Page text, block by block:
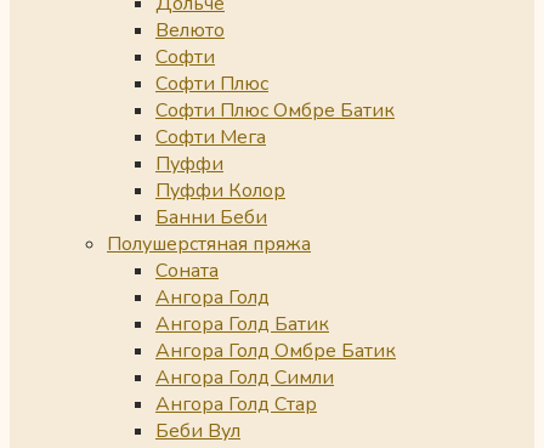
Велюто
Софти
Софти Плюс
Софти Плюс Омбре Батик
Софти Мега
Пуффи
Пуффи Колор
Банни Беби
Полушерстяная пряжа
Соната
Ангора Голд
Ангора Голд Батик
Ангора Голд Омбре Батик
Ангора Голд Симли
Ангора Голд Стар
Беби Вул